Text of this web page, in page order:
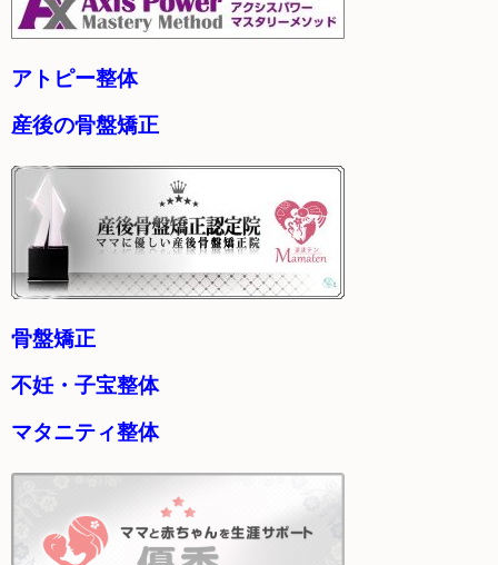
アトピー整体
産後の骨盤矯正
骨盤矯正
不妊・子宝整体
マタニティ整体